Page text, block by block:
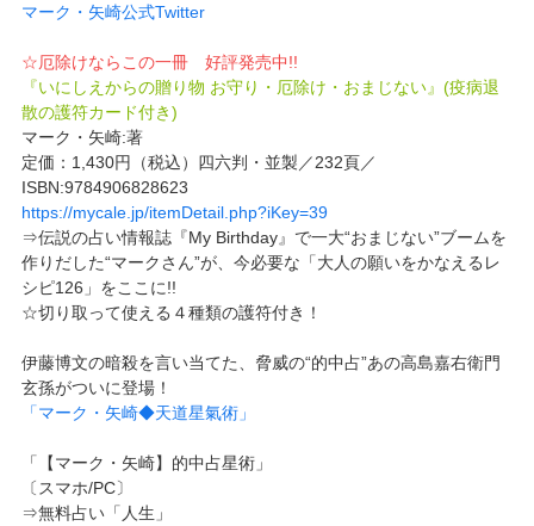
マーク・矢崎公式Twitter
☆厄除けならこの一冊 好評発売中!!
『いにしえからの贈り物 お守り・厄除け・おまじない』(疫病退
散の護符カード付き)
マーク・矢崎:著
定価：1,430円（税込）四六判・並製／232頁／
ISBN:9784906828623
https://mycale.jp/itemDetail.php?iKey=39
⇒伝説の占い情報誌『My Birthday』で一大“おまじない”ブームを
作りだした“マークさん”が、今必要な「大人の願いをかなえるレ
シピ126」をここに!!
☆切り取って使える４種類の護符付き！
伊藤博文の暗殺を言い当てた、脅威の“的中占”あの高島嘉右衛門
玄孫がついに登場！
「マーク・矢崎◆天道星氣術」
「【マーク・矢崎】的中占星術」
〔スマホ/PC〕
⇒無料占い「人生」